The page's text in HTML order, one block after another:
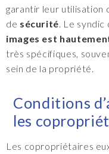
garantir leur utilisation
de sécurité . Le
images est
très spécifiques,
sein de la propriété.
Conditions
les
Les copropriétaires